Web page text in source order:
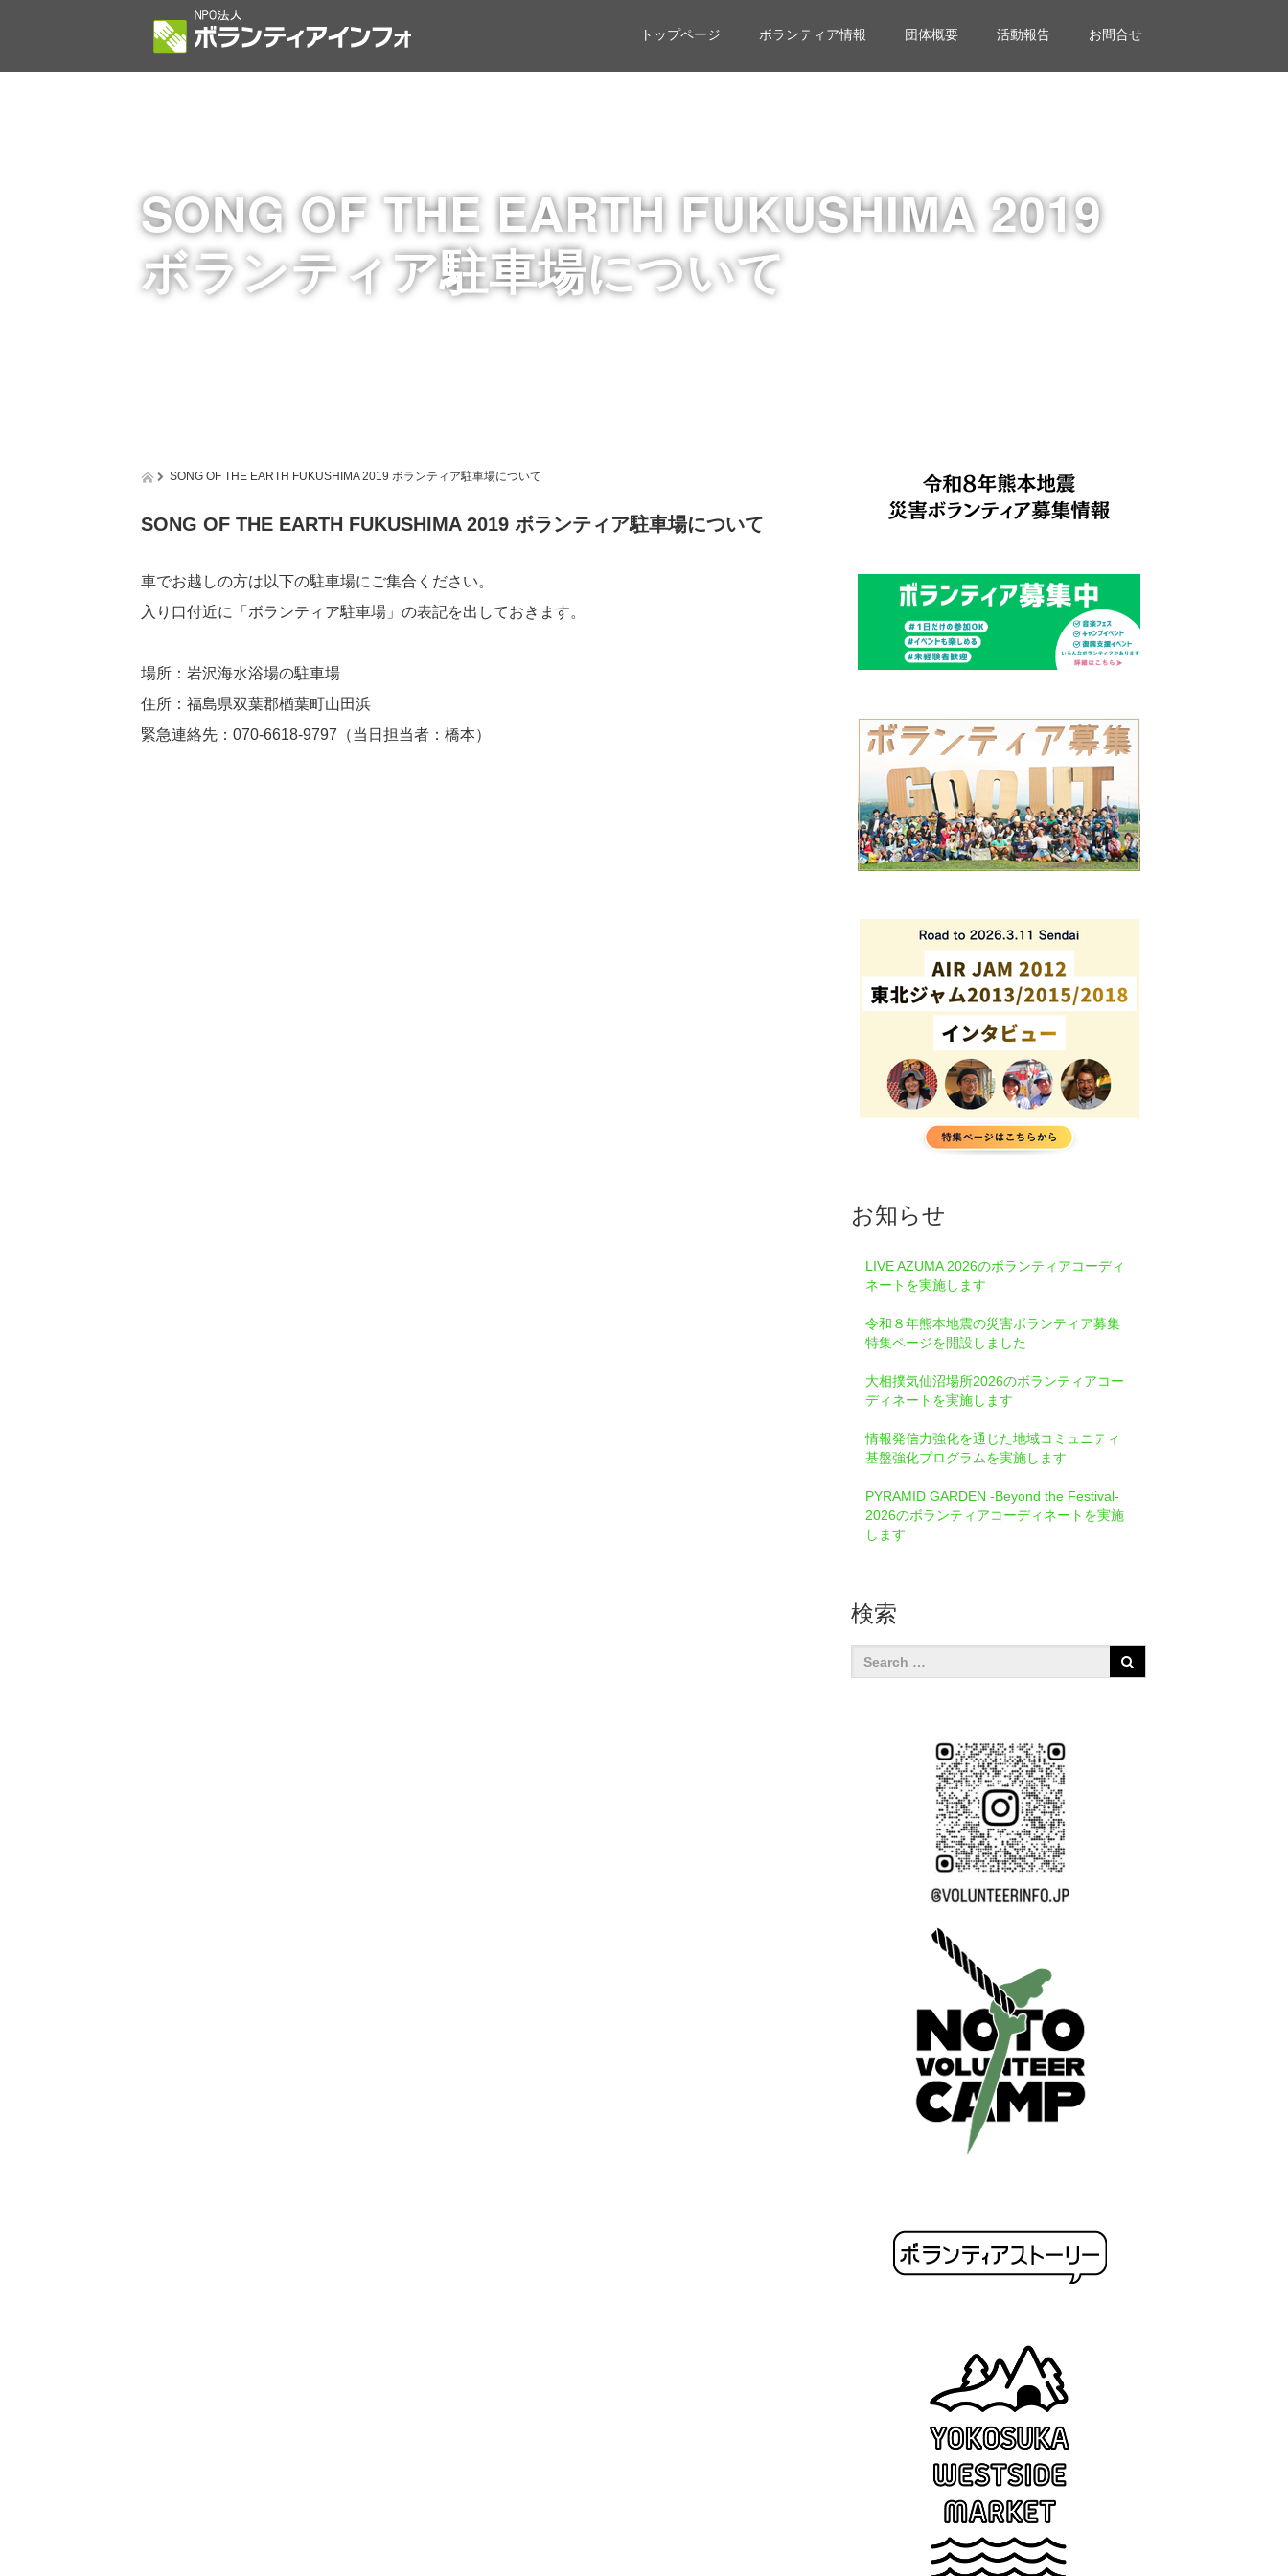
トップページ ボランティア情報 団体概要 活動報告 お問合せ
SONG OF THE EARTH FUKUSHIMA 2019
ボランティア駐車場について
SONG OF THE EARTH FUKUSHIMA 2019 ボランティア駐車場について
SONG OF THE EARTH FUKUSHIMA 2019 ボランティア駐車場について
車でお越しの方は以下の駐車場にご集合ください。
入り口付近に「ボランティア駐車場」の表記を出しておきます。
場所：岩沢海水浴場の駐車場
住所：福島県双葉郡楢葉町山田浜
緊急連絡先：070-6618-9797（当日担当者：橋本）
お知らせ
LIVE AZUMA 2026のボランティアコーディ
ネートを実施します
令和８年熊本地震の災害ボランティア募集
特集ページを開設しました
大相撲気仙沼場所2026のボランティアコー
ディネートを実施します
情報発信⼒強化を通じた地域コミュニティ
基盤強化プログラムを実施します
PYRAMID GARDEN -Beyond the Festival-
2026のボランティアコーディネートを実施
します
検索